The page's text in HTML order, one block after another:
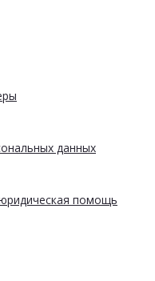
данных
помощь